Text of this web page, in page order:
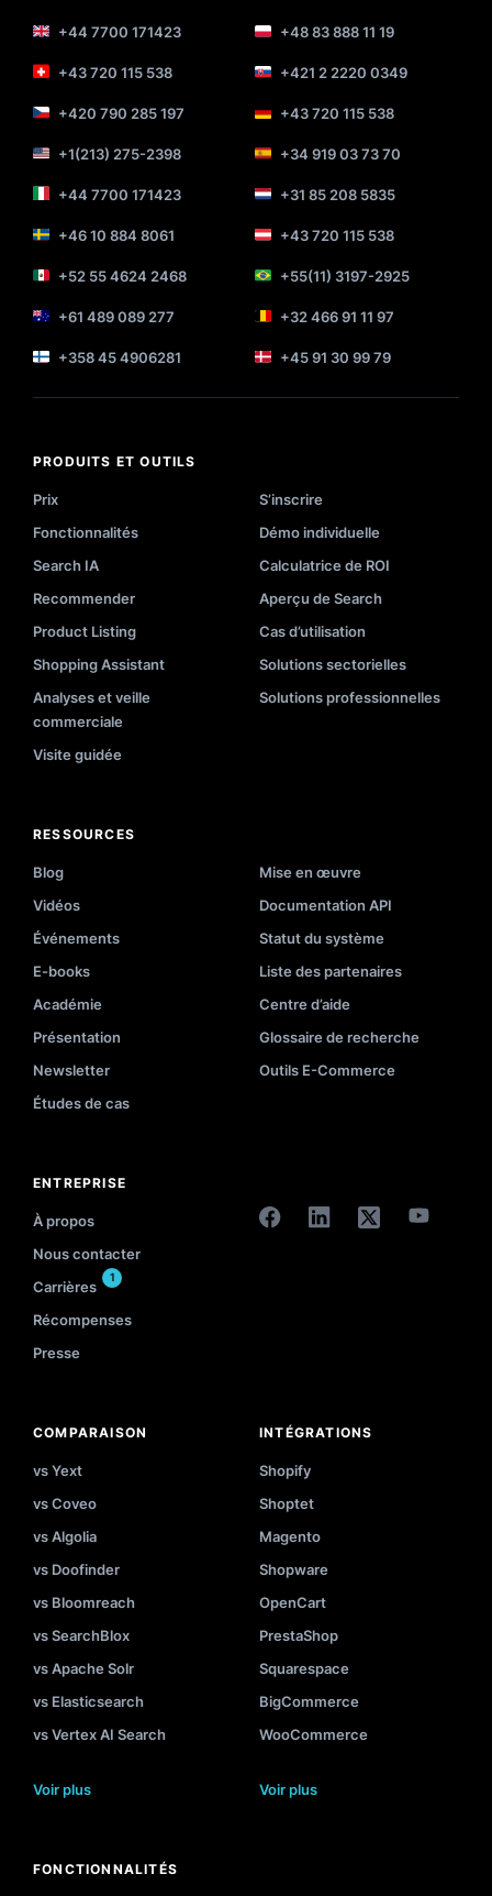
+44 7700 171423 +48 83 888 11 19
+43 720 115 538 +421 2 2220 0349
+420 790 285 197 +43 720 115 538
+1(213) 275-2398 +34 919 03 73 70
+44 7700 171423 +31 85 208 5835
+46 10 884 8061 +43 720 115 538
+52 55 4624 2468 +55(11) 3197-2925
+61 489 089 277 +32 466 91 11 97
+358 45 4906281 +45 91 30 99 79
PRODUITS ET OUTILS
Prix
S’inscrire
Fonctionnalités
Démo individuelle
Search IA
Calculatrice de ROI
Recommender
Aperçu de Search
Product Listing
Cas d’utilisation
Shopping Assistant
Solutions sectorielles
Analyses et veille
commerciale
Solutions professionnelles
Visite guidée
RESSOURCES
Blog
Mise en œuvre
Vidéos
Documentation API
Événements
Statut du système
E-books
Liste des partenaires
Académie
Centre d’aide
Présentation
Glossaire de recherche
Newsletter
Outils E-Commerce
Études de cas
ENTREPRISE
À propos
Nous contacter
Carrières
1
Récompenses
Presse
COMPARAISON
vs Yext
vs Coveo
vs Algolia
vs Doofinder
vs Bloomreach
vs SearchBlox
vs Apache Solr
vs Elasticsearch
vs Vertex AI Search
Voir plus
INTÉGRATIONS
Shopify
Shoptet
Magento
Shopware
OpenCart
PrestaShop
Squarespace
BigCommerce
WooCommerce
Voir plus
FONCTIONNALITÉS